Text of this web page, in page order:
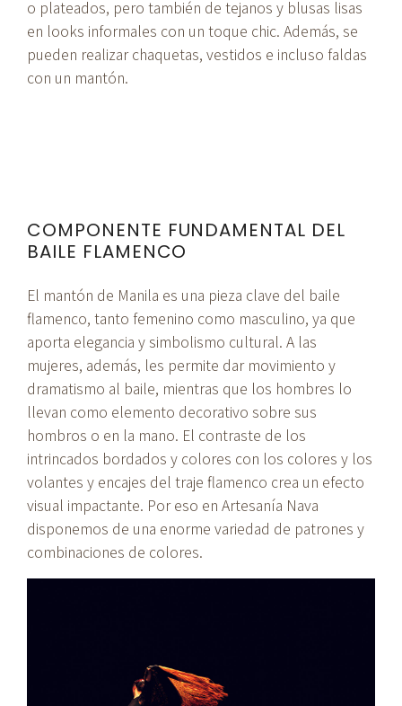
o plateados, pero también de tejanos y blusas lisas
en looks informales con un toque chic. Además, se
pueden realizar chaquetas, vestidos e incluso faldas
con un mantón.
COMPONENTE FUNDAMENTAL DEL
BAILE FLAMENCO
El mantón de Manila es una pieza clave del baile
flamenco, tanto femenino como masculino, ya que
aporta elegancia y simbolismo cultural. A las
mujeres, además, les permite dar movimiento y
dramatismo al baile, mientras que los hombres lo
llevan como elemento decorativo sobre sus
hombros o en la mano. El contraste de los
intrincados bordados y colores con los colores y los
volantes y encajes del traje flamenco crea un efecto
visual impactante. Por eso en Artesanía Nava
disponemos de una enorme variedad de patrones y
combinaciones de colores.